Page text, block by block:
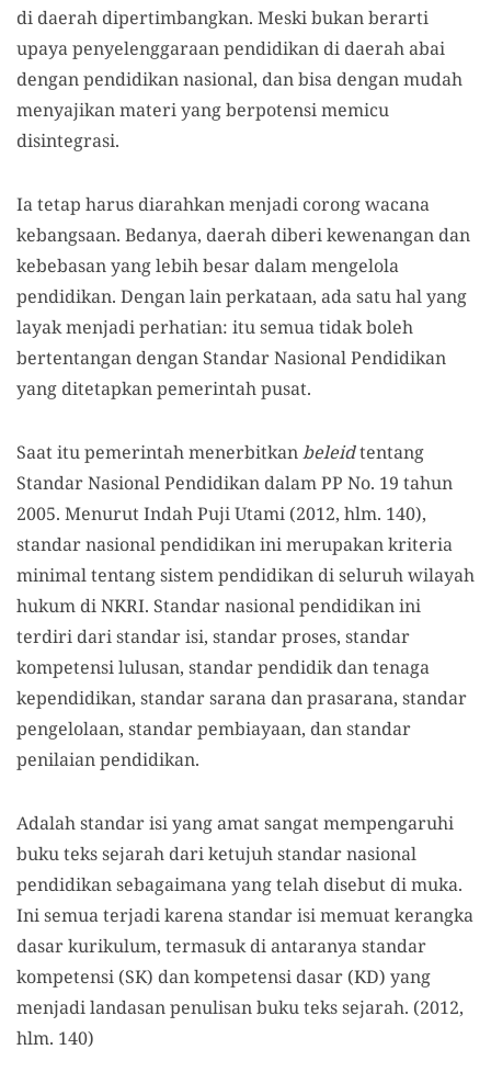
di daerah dipertimbangkan. Meski bukan berarti
upaya penyelenggaraan pendidikan di daerah abai
dengan pendidikan nasional, dan bisa dengan mudah
menyajikan materi yang berpotensi memicu
disintegrasi.
Ia tetap harus diarahkan menjadi corong wacana
kebangsaan. Bedanya, daerah diberi kewenangan dan
kebebasan yang lebih besar dalam mengelola
pendidikan. Dengan lain perkataan, ada satu hal yang
layak menjadi perhatian: itu semua tidak boleh
bertentangan dengan Standar Nasional Pendidikan
yang ditetapkan pemerintah pusat.
Saat itu pemerintah menerbitkanbeleidtentang
Standar Nasional Pendidikan dalam PP No. 19 tahun
2005. Menurut Indah Puji Utami (2012, hlm. 140),
standar nasional pendidikan ini merupakan kriteria
minimal tentang sistem pendidikan di seluruh wilayah
hukum di NKRI. Standar nasional pendidikan ini
terdiri dari standar isi, standar proses, standar
kompetensi lulusan, standar pendidik dan tenaga
kependidikan, standar sarana dan prasarana, standar
pengelolaan, standar pembiayaan, dan standar
penilaian pendidikan.
Adalah standar isi yang amat sangat mempengaruhi
buku teks sejarah dari ketujuh standar nasional
pendidikan sebagaimana yang telah disebut di muka.
Ini semua terjadi karena standar isi memuat kerangka
dasar kurikulum, termasuk di antaranya standar
kompetensi (SK) dan kompetensi dasar (KD) yang
menjadi landasan penulisan buku teks sejarah. (2012,
hlm. 140)